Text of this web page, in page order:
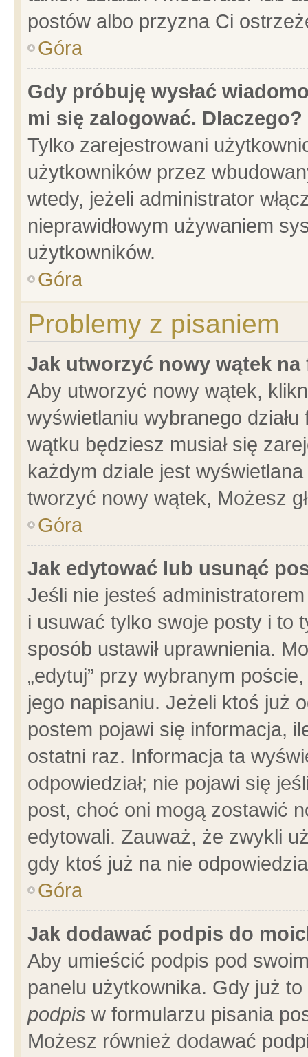
postów albo przyzna Ci
Góra
Gdy próbuję wysłać
mi się zalogować. Dlaczego?
Tylko zarejestrowani
użytkowników przez
wtedy, jeżeli administrator
nieprawidłowym używaniem
użytkowników.
Góra
Problemy z pisaniem
Jak utworzyć nowy wątek na
Aby utworzyć nowy wątek,
wyświetlaniu wybranego
wątku będziesz musiał się
każdym dziale jest
tworzyć nowy wątek, Możesz
Góra
Jak edytować lub usunąć
Jeśli nie jesteś
i usuwać tylko swoje posty i to
sposób ustawił uprawnienia.
„edytuj” przy wybranym
jego napisaniu. Jeżeli ktoś już
postem pojawi się informacja,
ostatni raz. Informacja ta
odpowiedział; nie pojawi się
post, choć oni mogą zostawić
edytowali. Zauważ, że zwykli
gdy ktoś już na nie
Góra
Jak dodawać podpis do
Aby umieścić podpis pod
panelu użytkownika. Gdy już
podpis w formularzu pisania
Możesz również dodawać